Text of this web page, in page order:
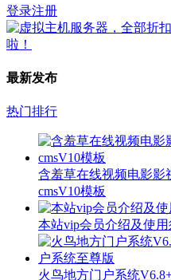
登录注册
最新发布
热门排行
含羞草在线视频电影影
cmsV10模板
本站vip会员介绍及使用
火鸟地方门户系统